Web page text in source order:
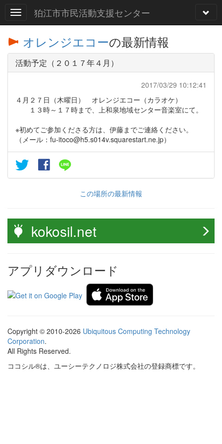
狛江市市民活動支援センター
オレンジエコーの最新情報
活動予定（２０１７年４月）
2017/03/29 10:12:41
４月２７日（木曜日） オレンジエコー（カラオケ）
１３時～１７時まで、上和泉地域センター音楽室にて。
※初めてご参加くださる方は、伊藤までご連絡ください。
（メール：fu-itoco@h5.s014v.squarestart.ne.jp）
この場所の最新情報
kokosil.net
アプリダウンロード
Copyright © 2010-2026 Ubiquitous Computing Technology
Corporation.
All Rights Reserved.
ココシル®は、ユーシーテクノロジ株式会社の登録商標です。